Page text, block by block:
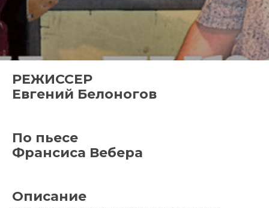
РЕЖИССЕР
Евгений Белоногов
По пьесе
Франсиса Вебера
Описание